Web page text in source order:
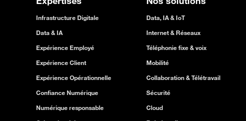
Infrastructure Digitale
Data & IA
Expérience Employé
Expérience Client
Expérience Opérationnelle
Confiance Numérique
Numérique responsable
Data, IA & IoT
Internet & Réseaux
Téléphonie fixe & voix
Mobilité
Collaboration & Télétravail
Sécurité
Cloud